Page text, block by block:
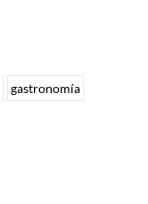
gastronomía